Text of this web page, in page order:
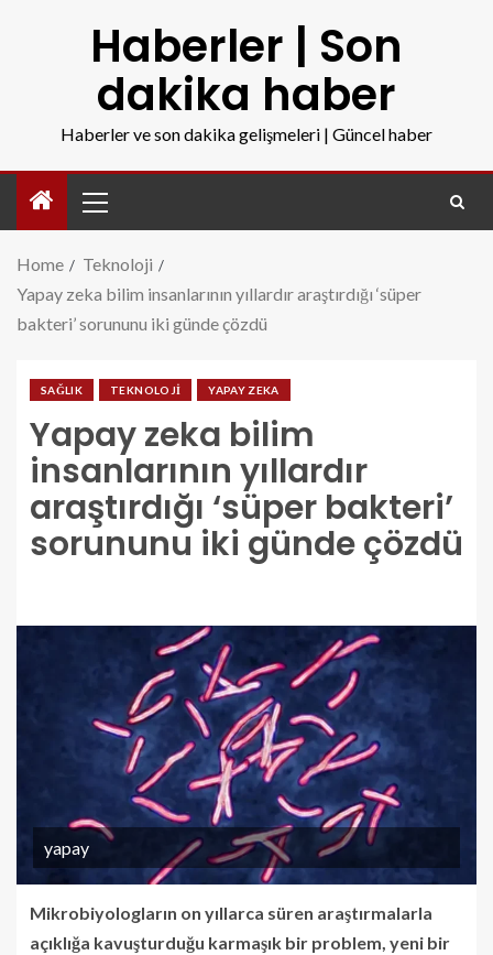
Haberler | Son
dakika haber
Haberler ve son dakika gelişmeleri | Güncel haber
Home
Teknoloji
Yapay zeka bilim insanlarının yıllardır araştırdığı ‘süper
bakteri’ sorununu iki günde çözdü
SAĞLIK TEKNOLOJI YAPAY ZEKA
Yapay zeka bilim
insanlarının yıllardır
araştırdığı ‘süper bakteri’
sorununu iki günde çözdü
yapay
Mikrobiyologların on yıllarca süren araştırmalarla
açıklığa kavuşturduğu karmaşık bir problem, yeni bir